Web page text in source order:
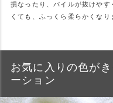
損なったり、パイルが抜けや
くても、ふっくら柔らかくなり
お気に入りの色が
ーション